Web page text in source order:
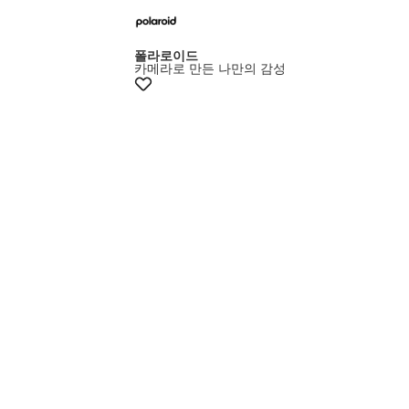
폴라로이드
카메라로 만든 나만의 감성